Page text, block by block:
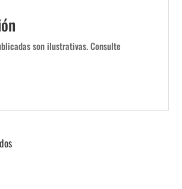
son ilustrativas. Consulte